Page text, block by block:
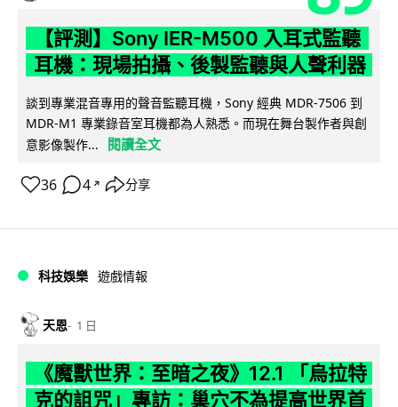
【評測】Sony IER-M500 入耳式監聽
耳機：現場拍攝、後製監聽與人聲利器
談到專業混音專用的聲音監聽耳機，Sony 經典 MDR-7506 到
MDR-M1 專業錄音室耳機都為人熟悉。而現在舞台製作者與創
意影像製作...
閱讀全文
36 4 ↗ 分享
科技娛樂 遊戲情報
天恩 1 日
《魔獸世界：至暗之夜》12.1 「烏拉特
克的詛咒」專訪：巢穴不為提高世界首